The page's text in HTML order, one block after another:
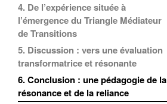
4. De l’expérience située à
l’émergence du Triangle Médiateur
de Transitions
5. Discussion : vers une évaluation
transformatrice et résonante
6. Conclusion : une pédagogie de la
résonance et de la reliance